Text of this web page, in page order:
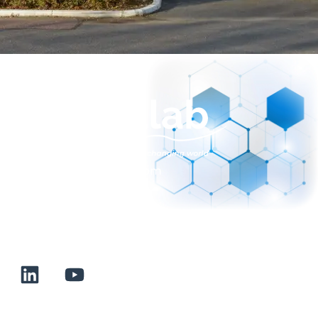
sales@normalab.com